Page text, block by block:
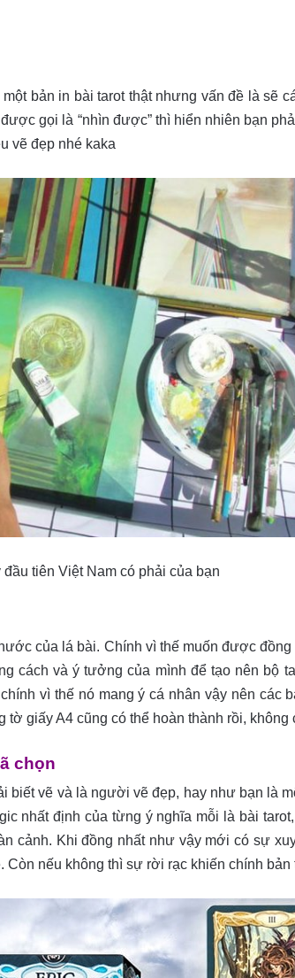
bản in bài tarot thật nhưng vấn đề là sẽ
gọi là “nhìn được” thì hiển nhiên bạn
vẽ đẹp nhé kaka
đầu tiên Việt Nam có phải của bạn
của lá bài. Chính vì thế muốn được
cách và ý tưởng của mình để tạo nên bộ
vì thế nó mang ý cá nhân vậy nên các
giấy A4 cũng có thể hoàn thành rồi, không
chọn
biết vẽ và là người vẽ đẹp, hay như bạn là
nhất định của từng ý nghĩa mỗi là bài
cảnh. Khi đồng nhất như vậy mới có sự
nếu không thì sự rời rạc khiến chính bản